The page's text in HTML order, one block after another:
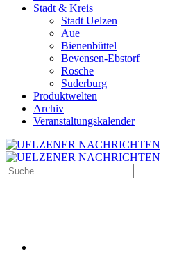
Stadt & Kreis
Stadt Uelzen
Aue
Bienenbüttel
Bevensen-Ebstorf
Rosche
Suderburg
Produktwelten
Archiv
Veranstaltungskalender